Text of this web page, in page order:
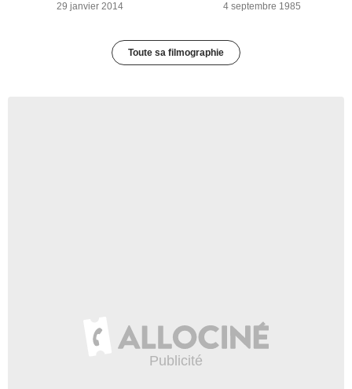
29 janvier 2014 4 septembre 1985
Toute sa filmographie